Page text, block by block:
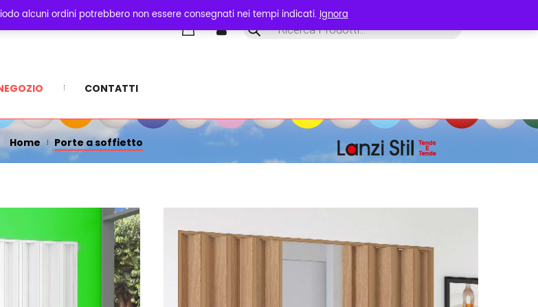
alcuni ordini potrebbero non essere consegnati nei tempi indicati.Ignora
Products
search
CONTATTI
A SOFFIETTO
Home Porte a soffietto